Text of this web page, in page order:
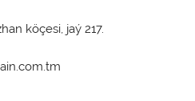
köçesi, jaý 217.